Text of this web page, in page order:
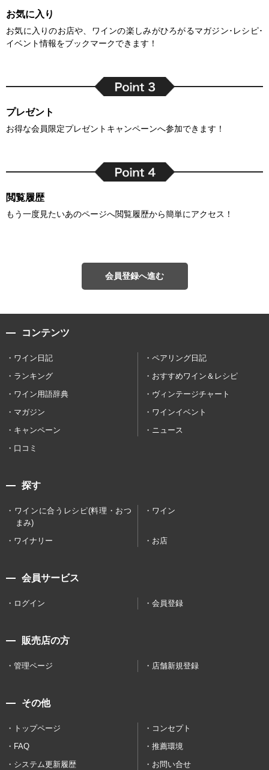
お気に入り
お気に入りのお店や、ワインの楽しみがひろがるマガジン･レシピ･
イベント情報をブックマークできます！
プレゼント
お得な会員限定プレゼントキャンペーンへ参加できます！
閲覧履歴
もう一度見たいあのページへ閲覧履歴から簡単にアクセス！
会員登録へ進む
コンテンツ
ワイン日記
ペアリング日記
ランキング
おすすめワイン＆レシピ
ワイン用語辞典
ヴィンテージチャート
マガジン
ワインイベント
キャンペーン
ニュース
口コミ
探す
ワインに合うレシピ(料理・おつ
まみ)
ワイン
ワイナリー お店
会員サービス
ログイン 会員登録
販売店の方
管理ページ 店舗新規登録
その他
トップページ
コンセプト
FAQ
推薦環境
システム更新履歴
お問い合せ